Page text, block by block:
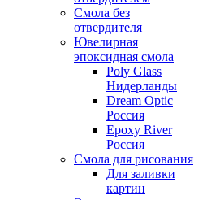
Смола без
отвердителя
Ювелирная
эпоксидная смола
Poly Glass
Нидерланды
Dream Optic
Россия
Epoxy River
Россия
Смола для рисования
Для заливки
картин